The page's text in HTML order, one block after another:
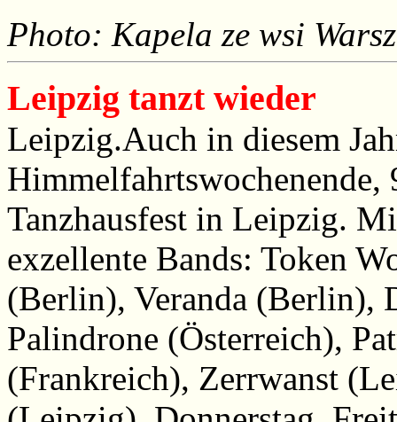
Photo: Kapela ze wsi
Leipzig tanzt wieder
Leipzig.Auch in diesem
Tanzhausfest in Leipzig.
exzellente Bands: Token
(Berlin), Veranda (Berlin),
Palindrone (Österreich),
(Frankreich), Zerrwanst